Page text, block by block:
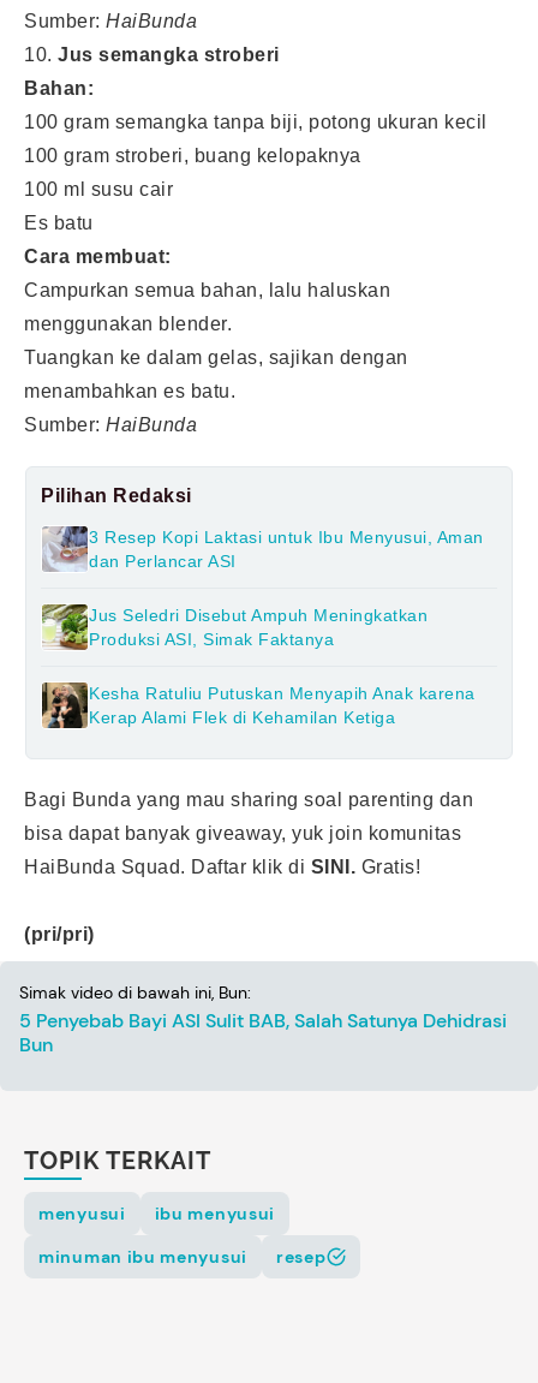
Sumber: HaiBunda
10. Jus semangka stroberi
Bahan:
100 gram semangka tanpa biji, potong ukuran kecil
100 gram stroberi, buang kelopaknya
100 ml susu cair
Es batu
Cara membuat:
Campurkan semua bahan, lalu haluskan
menggunakan blender.
Tuangkan ke dalam gelas, sajikan dengan
menambahkan es batu.
Sumber: HaiBunda
Pilihan Redaksi
3 Resep Kopi Laktasi untuk Ibu Menyusui, Aman
dan Perlancar ASI
Jus Seledri Disebut Ampuh Meningkatkan
Produksi ASI, Simak Faktanya
Kesha Ratuliu Putuskan Menyapih Anak karena
Kerap Alami Flek di Kehamilan Ketiga
Bagi Bunda yang mau sharing soal parenting dan
bisa dapat banyak giveaway, yuk join komunitas
HaiBunda Squad. Daftar klik di SINI. Gratis!
(pri/pri)
Simak video di bawah ini, Bun:
5 Penyebab Bayi ASI Sulit BAB, Salah Satunya Dehidrasi
Bun
TOPIK TERKAIT
menyusui
ibu menyusui
minuman ibu menyusui
resep